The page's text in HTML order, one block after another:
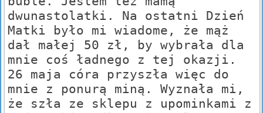
dwunastolatki. Na ostatni Dzień
Matki było mi wiadome, że mąż
dał małej 50 zł, by wybrała dla
mnie coś ładnego z tej okazji.
26 maja córa przyszła więc do
mnie z ponurą miną. Wyznała mi,
że szła ze sklepu z upominkami z